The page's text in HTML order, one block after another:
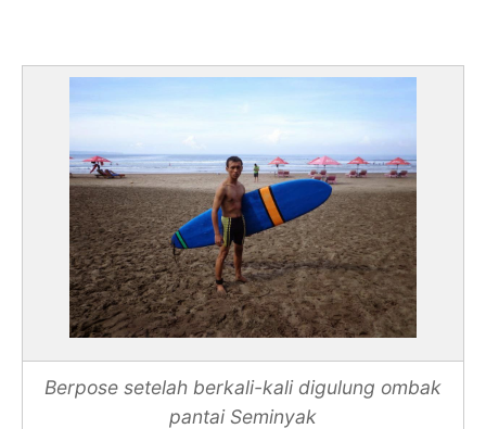
Berpose setelah berkali-kali digulung ombak
pantai Seminyak